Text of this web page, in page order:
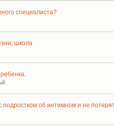
специалиста?
школа
подростком об интимном и не